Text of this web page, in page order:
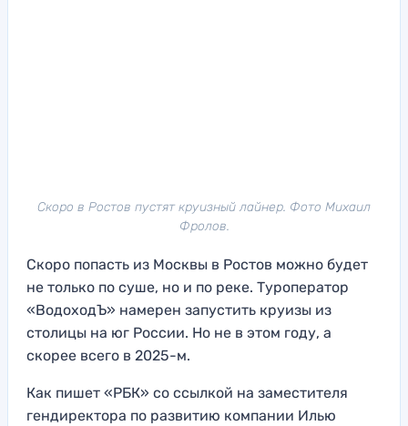
Скоро в Ростов пустят круизный лайнер. Фото Михаил
Фролов.
Скоро попасть из Москвы в Ростов можно будет
не только по суше, но и по реке. Туроператор
«ВодоходЪ» намерен запустить круизы из
столицы на юг России. Но не в этом году, а
скорее всего в 2025-м.
Как пишет «РБК» со ссылкой на заместителя
гендиректора по развитию компании Илью